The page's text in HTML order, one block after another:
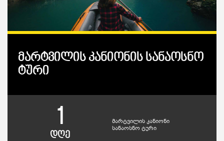
მარტვილის კანიონის სანაოსნო
ტური
1
დღე
მარტვილის კანიონი
სანაოსნო ტური